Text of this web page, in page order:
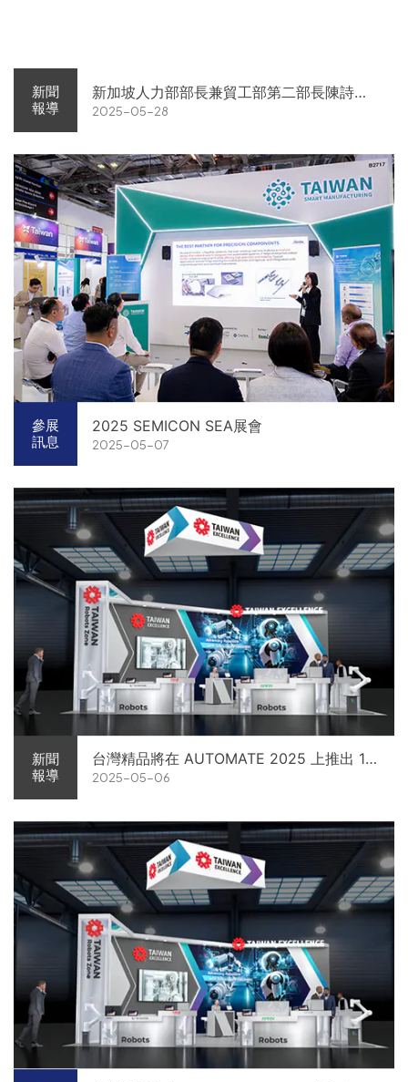
新聞
報導
新加坡人力部部長兼貿工部第二部長陳詩龍
表示，半導體業刻正處於全球貿易暴風中
伴合作
2025-05-28
參展
訊息
2025 SEMICON SEA展會
2025-05-07
新聞
報導
台灣精品將在 AUTOMATE 2025 上推出 15
個屢獲殊榮的台灣先進科技品牌
2025-05-06